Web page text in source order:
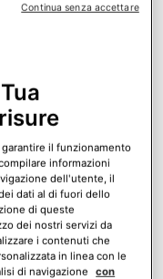
ha
sanitaria,
working
dall’altra
sfide per
Quali sono
il funzionamento
informazioni
dell'utente, il
dati al di fuori dello
di queste
dei nostri servizi da
i contenuti che
in linea con le
di navigazione
con
Continua senza accettare